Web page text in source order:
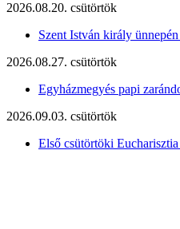
2026.08.20. csütörtök
Szent István király
2026.08.27. csütörtök
Egyházmegyés papi
2026.09.03. csütörtök
Első csütörtöki